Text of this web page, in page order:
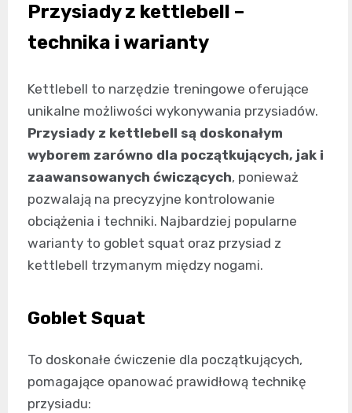
Przysiady z kettlebell –
technika i warianty
Kettlebell to narzędzie treningowe oferujące
unikalne możliwości wykonywania przysiadów.
Przysiady z kettlebell są doskonałym
wyborem zarówno dla początkujących, jak i
zaawansowanych ćwiczących, ponieważ
pozwalają na precyzyjne kontrolowanie
obciążenia i techniki. Najbardziej popularne
warianty to goblet squat oraz przysiad z
kettlebell trzymanym między nogami.
Goblet Squat
To doskonałe ćwiczenie dla początkujących,
pomagające opanować prawidłową technikę
przysiadu: